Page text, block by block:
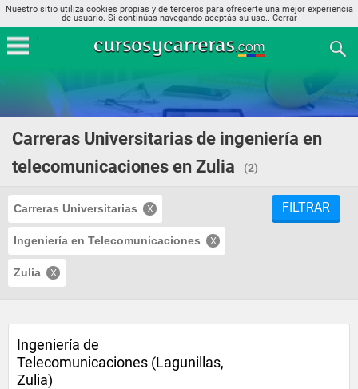
Nuestro sitio utiliza cookies propias y de terceros para ofrecerte una mejor experiencia
de usuario. Si continúas navegando aceptás su uso.. Cerrar
Carreras Universitarias de ingeniería en
telecomunicaciones en Zulia
(2)
Carreras Universitarias
Ingeniería en Telecomunicaciones
Zulia
FILTRAR
Ingeniería de
Telecomunicaciones (Lagunillas,
Zulia)